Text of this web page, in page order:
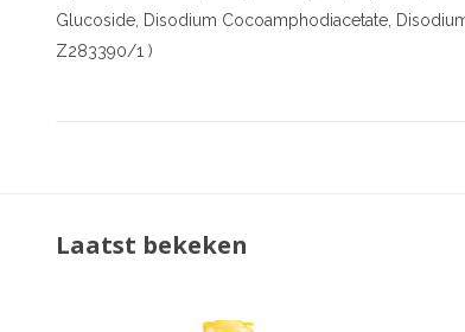
Glucoside, Disodium Cocoamphodiacetate,
Z283390/1 )
Laatst bekeken